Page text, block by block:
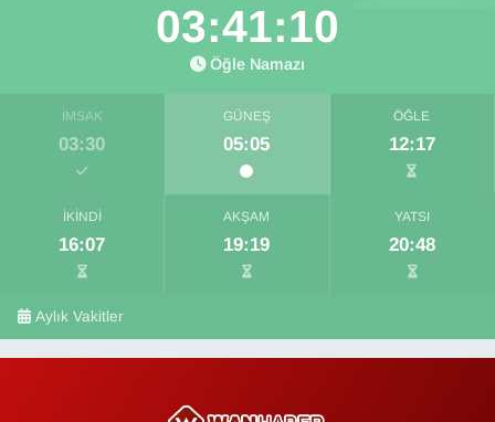
03:41:09
Öğle Namazı
İMSAK
03:30
GÜNEŞ
05:05
ÖĞLE
12:17
İKINDI
16:07
AKŞAM
19:19
YATSI
20:48
Aylık Vakitler